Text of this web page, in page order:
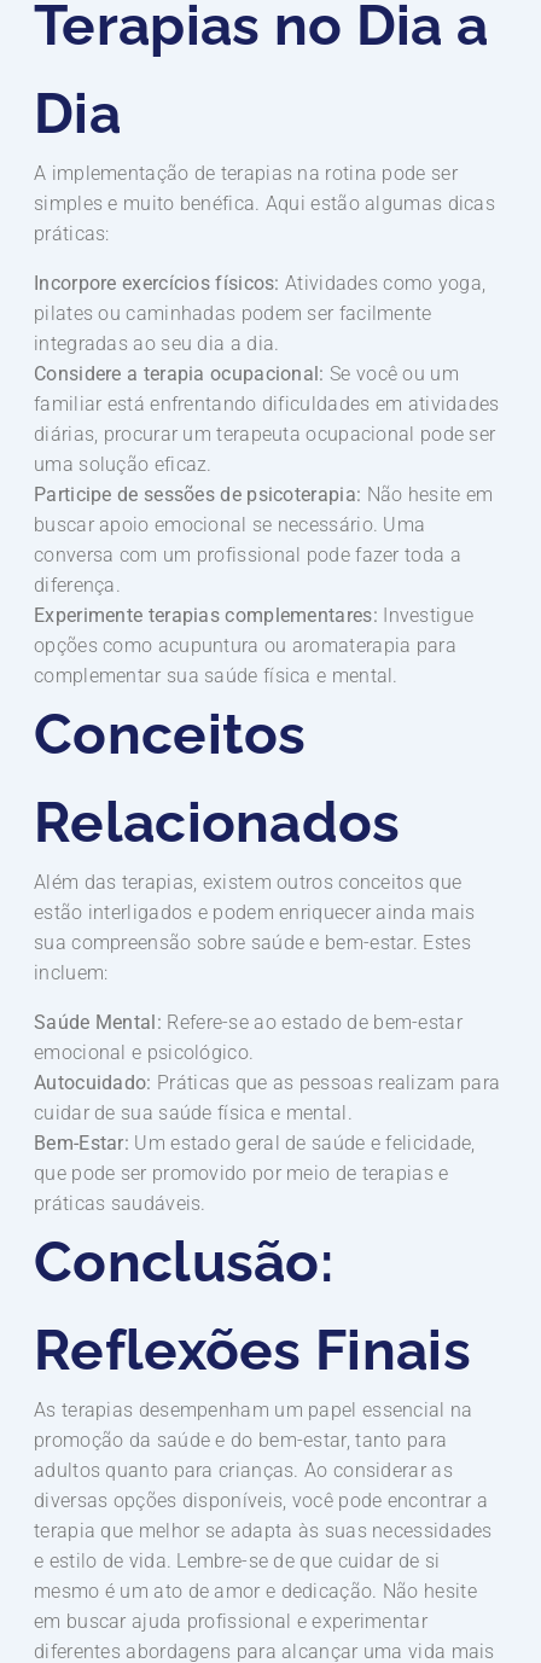
Terapias no Dia a
Dia
A implementação de terapias na rotina pode ser
simples e muito benéfica. Aqui estão algumas dicas
práticas:
Incorpore exercícios físicos: Atividades como yoga,
pilates ou caminhadas podem ser facilmente
integradas ao seu dia a dia.
Considere a terapia ocupacional: Se você ou um
familiar está enfrentando dificuldades em atividades
diárias, procurar um terapeuta ocupacional pode ser
uma solução eficaz.
Participe de sessões de psicoterapia: Não hesite em
buscar apoio emocional se necessário. Uma
conversa com um profissional pode fazer toda a
diferença.
Experimente terapias complementares: Investigue
opções como acupuntura ou aromaterapia para
complementar sua saúde física e mental.
Conceitos
Relacionados
Além das terapias, existem outros conceitos que
estão interligados e podem enriquecer ainda mais
sua compreensão sobre saúde e bem-estar. Estes
incluem:
Saúde Mental: Refere-se ao estado de bem-estar
emocional e psicológico.
Autocuidado: Práticas que as pessoas realizam para
cuidar de sua saúde física e mental.
Bem-Estar: Um estado geral de saúde e felicidade,
que pode ser promovido por meio de terapias e
práticas saudáveis.
Conclusão:
Reflexões Finais
As terapias desempenham um papel essencial na
promoção da saúde e do bem-estar, tanto para
adultos quanto para crianças. Ao considerar as
diversas opções disponíveis, você pode encontrar a
terapia que melhor se adapta às suas necessidades
e estilo de vida. Lembre-se de que cuidar de si
mesmo é um ato de amor e dedicação. Não hesite
em buscar ajuda profissional e experimentar
diferentes abordagens para alcançar uma vida mais